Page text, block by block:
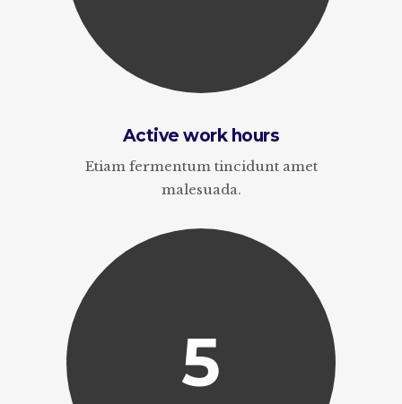
Active work hours
Etiam fermentum tincidunt amet
malesuada.
5